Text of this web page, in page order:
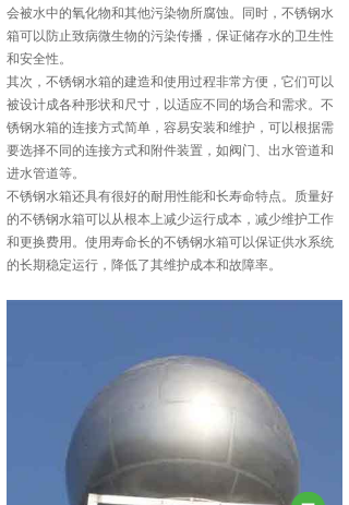
会被水中的氧化物和其他污染物所腐蚀。同时，不锈钢水
箱可以防止致病微生物的污染传播，保证储存水的卫生性
和安全性。
其次，不锈钢水箱的建造和使用过程非常方便，它们可以
被设计成各种形状和尺寸，以适应不同的场合和需求。不
锈钢水箱的连接方式简单，容易安装和维护，可以根据需
要选择不同的连接方式和附件装置，如阀门、出水管道和
进水管道等。
不锈钢水箱还具有很好的耐用性能和长寿命特点。质量好
的不锈钢水箱可以从根本上减少运行成本，减少维护工作
和更换费用。使用寿命长的不锈钢水箱可以保证供水系统
的长期稳定运行，降低了其维护成本和故障率。